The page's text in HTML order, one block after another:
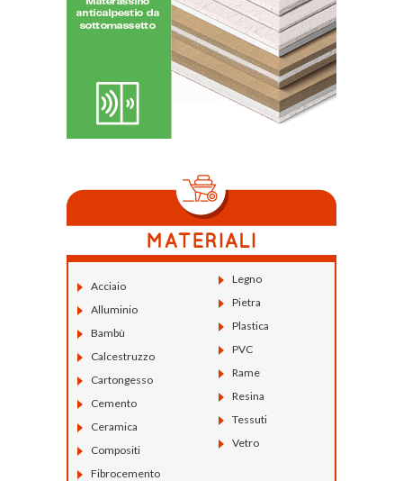
Acciaio
Alluminio
Bambù
Calcestruzzo
Cartongesso
Cemento
Ceramica
Compositi
Fibrocemento
Legno
Pietra
Plastica
PVC
Rame
Resina
Tessuti
Vetro